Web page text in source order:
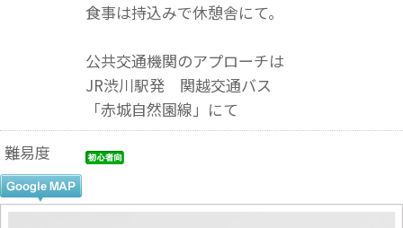
食事は持込みで休憩舎にて。
公共交通機関のアプローチは
JR渋川駅発 関越交通バス
「赤城自然園線」にて
難易度